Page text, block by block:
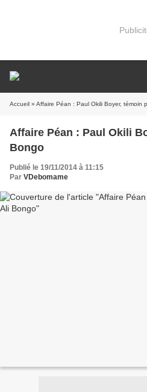
Accueil » Affaire Péan : Paul Okili Boyer, témoin
Affaire Péan : Paul Okili
Bongo
Publié le 19/11/2014 à 11:15
Par VDebomame